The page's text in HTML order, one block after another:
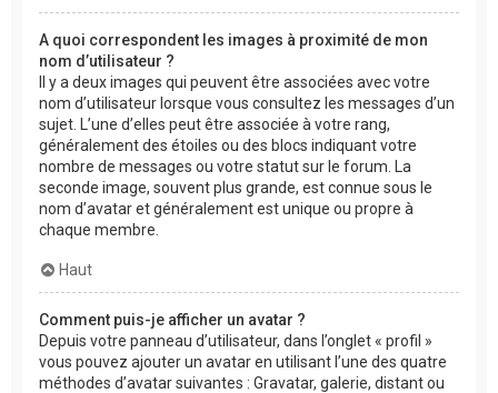
A quoi correspondent les images à proximité de mon
nom d’utilisateur ?
Il y a deux images qui peuvent être associées avec votre
nom d’utilisateur lorsque vous consultez les messages d’un
sujet. L’une d’elles peut être associée à votre rang,
généralement des étoiles ou des blocs indiquant votre
nombre de messages ou votre statut sur le forum. La
seconde image, souvent plus grande, est connue sous le
nom d’avatar et généralement est unique ou propre à
chaque membre.
Haut
Comment puis-je afficher un avatar ?
Depuis votre panneau d’utilisateur, dans l’onglet « profil »
vous pouvez ajouter un avatar en utilisant l’une des quatre
méthodes d’avatar suivantes : Gravatar, galerie, distant ou